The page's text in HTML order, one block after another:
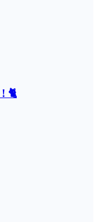
🐈